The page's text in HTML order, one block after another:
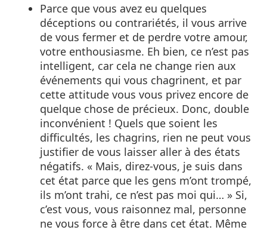
Parce que vous avez eu quelques
déceptions ou contrariétés, il vous arrive
de vous fermer et de perdre votre amour,
votre enthousiasme. Eh bien, ce n’est pas
intelligent, car cela ne change rien aux
événements qui vous chagrinent, et par
cette attitude vous vous privez encore de
quelque chose de précieux. Donc, double
inconvénient ! Quels que soient les
difficultés, les chagrins, rien ne peut vous
justifier de vous laisser aller à des états
négatifs. « Mais, direz-vous, je suis dans
cet état parce que les gens m’ont trompé,
ils m’ont trahi, ce n’est pas moi qui… » Si,
c’est vous, vous raisonnez mal, personne
ne vous force à être dans cet état. Même